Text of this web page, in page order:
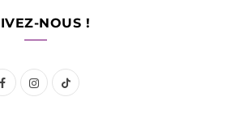
NOUS !
F
I
T